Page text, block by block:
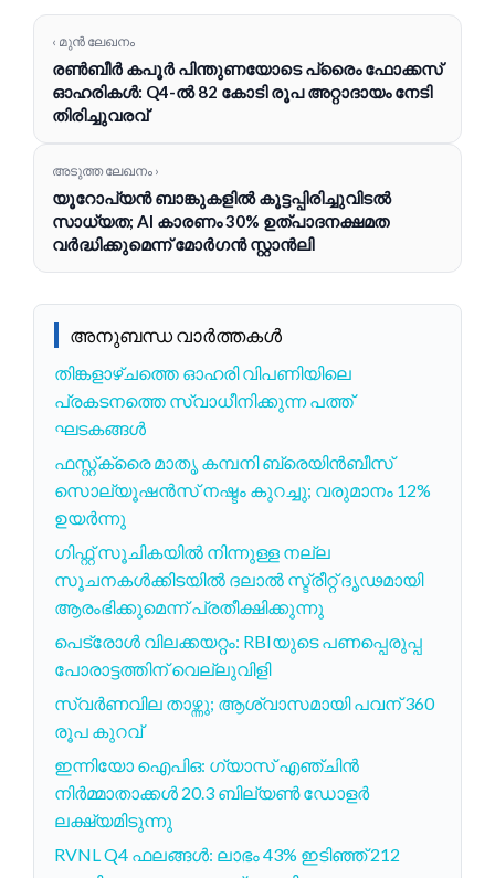
‹ മുൻ ലേഖനം
രണ്‍ബീര്‍ കപൂര്‍ പിന്തുണയോടെ പ്രൈം ഫോക്കസ്
ഓഹരികൾ: Q4-ൽ 82 കോടി രൂപ അറ്റാദായം നേടി
തിരിച്ചുവരവ്
അടുത്ത ലേഖനം ›
യൂറോപ്യൻ ബാങ്കുകളിൽ കൂട്ടപ്പിരിച്ചുവിടൽ
സാധ്യത; AI കാരണം 30% ഉത്പാദനക്ഷമത
വർദ്ധിക്കുമെന്ന് മോർഗൻ സ്റ്റാൻലി
അനുബന്ധ വാർത്തകൾ
തിങ്കളാഴ്ചത്തെ ഓഹരി വിപണിയിലെ
പ്രകടനത്തെ സ്വാധീനിക്കുന്ന പത്ത്
ഘടകങ്ങൾ
ഫസ്റ്റ്ക്രൈ മാതൃ കമ്പനി ബ്രെയിൻബീസ്
സൊല്യൂഷൻസ് നഷ്ടം കുറച്ചു; വരുമാനം 12%
ഉയർന്നു
ഗിഫ്റ്റ് സൂചികയിൽ നിന്നുള്ള നല്ല
സൂചനകൾക്കിടയിൽ ദലാൽ സ്ട്രീറ്റ് ദൃഢമായി
ആരംഭിക്കുമെന്ന് പ്രതീക്ഷിക്കുന്നു
പെട്രോൾ വിലക്കയറ്റം: RBIയുടെ പണപ്പെരുപ്പ
പോരാട്ടത്തിന് വെല്ലുവിളി
സ്വർണവില താഴ്ന്നു; ആശ്വാസമായി പവന് 360
രൂപ കുറവ്
ഇന്നിയോ ഐപിഒ: ഗ്യാസ് എഞ്ചിൻ
നിർമ്മാതാക്കൾ 20.3 ബില്യൺ ഡോളർ
ലക്ഷ്യമിടുന്നു
RVNL Q4 ഫലങ്ങള്‍: ലാഭം 43% ഇടിഞ്ഞ് 212